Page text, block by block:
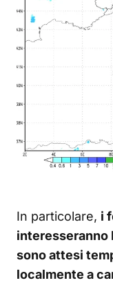
In particolare, i
interesseranno
sono attesi
localmente a